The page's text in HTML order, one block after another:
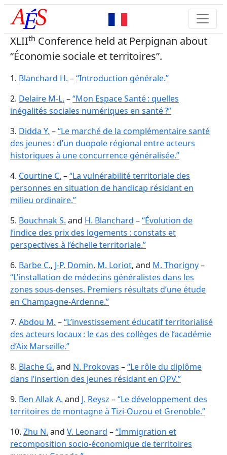
XLIIth Conference held at Perpignan about
“Économie sociale et territoires”.
1. Blanchard H. –“Introduction générale.”
2. Delaire M-L. –“Mon Espace Santé : quelles
inégalités sociales numériques en santé ?”
3. Didda Y. –“Le marché de la complémentaire santé
des jeunes : d’un duopole régional entre acteurs
historiques à une concurrence généralisée.”
4. Courtine C. –“La vulnérabilité territoriale des
personnes en situation de handicap résidant en
milieu ordinaire.”
5. Bouchnak S. and H. Blanchard –“Évolution de
l’indice des prix des logements : constats et
perspectives à l’échelle territoriale.”
6. Barbe C., J-P. Domin, M. Loriot, and M. Thorigny–
“L’installation de médecins généralistes dans les
zones sous-denses. Premiers résultats d’une étude
en Champagne-Ardenne.”
7. Abdou M. –“L’investissement éducatif territorialisé
des acteurs locaux : le cas des collèges de l’académie
d’Aix Marseille.”
8. Blache G. and N. Prokovas –“Le rôle du diplôme
dans l’insertion des jeunes résidant en QPV.”
9. Ben Allak A. and J. Reysz –“Le développement des
territoires de montagne à Tizi-Ouzou et Grenoble.”
10. Zhu N. and V. Leonard –“Immigration et
recomposition socio-économique de territoires